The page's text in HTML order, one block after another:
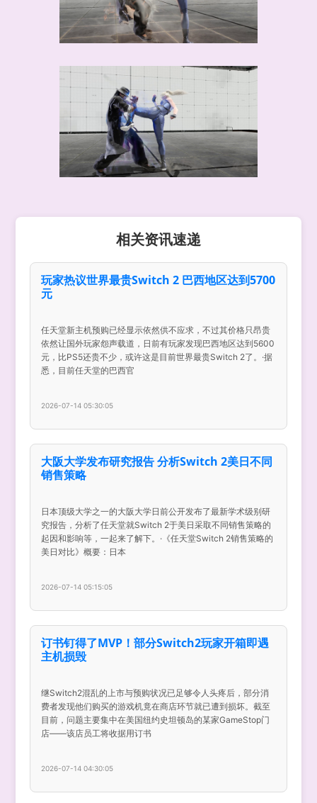
相关资讯速递
玩家热议世界最贵Switch 2 巴西地区达到5700
元
任天堂新主机预购已经显示依然供不应求，不过其价格只昂贵
依然让国外玩家怨声载道，日前有玩家发现巴西地区达到5600
元，比PS5还贵不少，或许这是目前世界最贵Switch 2了。·据
悉，目前任天堂的巴西官
2026-07-14 05:30:05
大阪大学发布研究报告 分析Switch 2美日不同
销售策略
日本顶级大学之一的大阪大学日前公开发布了最新学术级别研
究报告，分析了任天堂就Switch 2于美日采取不同销售策略的
起因和影响等，一起来了解下。·《任天堂Switch 2销售策略的
美日对比》概要：日本
2026-07-14 05:15:05
订书钉得了MVP！部分Switch2玩家开箱即遇
主机损毁
继Switch2混乱的上市与预购状况已足够令人头疼后，部分消
费者发现他们购买的游戏机竟在商店环节就已遭到损坏。截至
目前，问题主要集中在美国纽约史坦顿岛的某家GameStop门
店——该店员工将收据用订书
2026-07-14 04:30:05